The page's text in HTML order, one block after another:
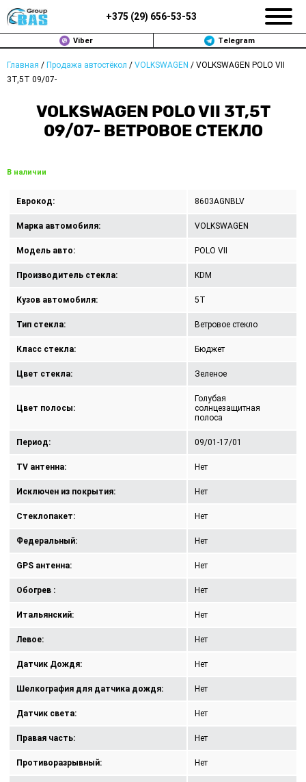
+375 (29) 656-53-53
Viber Telegram
Главная / Продажа автостёкол / VOLKSWAGEN / VOLKSWAGEN POLO VII
3T,5T 09/07-
VOLKSWAGEN POLO VII 3T,5T
09/07- ВЕТРОВОЕ СТЕКЛО
В наличии
Еврокод: 8603AGNBLV
Марка автомобиля: VOLKSWAGEN
Модель авто: POLO VII
Производитель стекла: KDM
Кузов автомобиля: 5T
Тип стекла: Ветровое стекло
Класс стекла: Бюджет
Цвет стекла: Зеленое
Цвет полосы:
Голубая
солнцезащитная
полоса
Период: 09/01-17/01
TV антенна: Нет
Исключен из покрытия: Нет
Стеклопакет: Нет
Федеральный: Нет
GPS антенна: Нет
Обогрев : Нет
Итальянский: Нет
Левое: Нет
Датчик Дождя: Нет
Шелкография для датчика дождя: Нет
Датчик света: Нет
Правая часть: Нет
Противоразрывный: Нет
ЗАМЕНА АВТОСТЕКОЛ В МИНСКЕ
ПРОДАЖА АВТОСТЁКОЛ
РЕМОНТ
ДОП. УСЛУГИ
ВОПРОС-ОТВЕТ
КОНТАКТЫ